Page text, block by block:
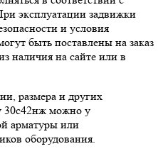
эксплуатации задвижки
и условия
быть поставлены на заказ
наличия на сайте или в
размера и других
30с42нж можно у
арматуры или
оборудования.